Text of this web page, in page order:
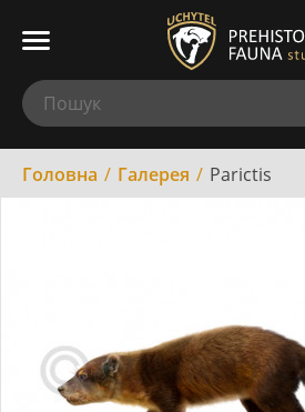
Головна Галерея Parictis